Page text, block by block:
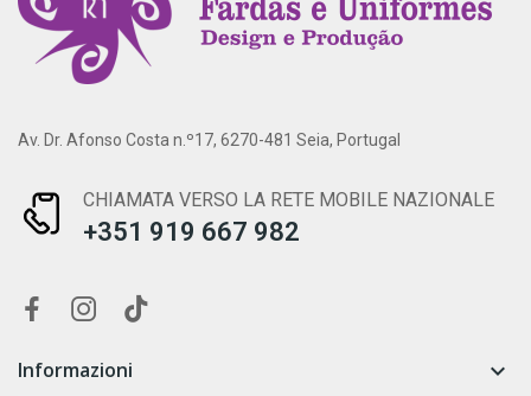
Av. Dr. Afonso Costa n.º17, 6270-481 Seia, Portugal
CHIAMATA VERSO LA RETE MOBILE NAZIONALE
+351 919 667 982
Informazioni 